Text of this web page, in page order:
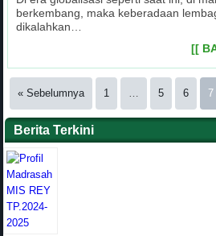
berkembang, maka keberadaan
dikalahkan…
[[
« Sebelumnya 1 … 5 6 7
Berita Terkini